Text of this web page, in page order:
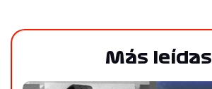
Más leídas